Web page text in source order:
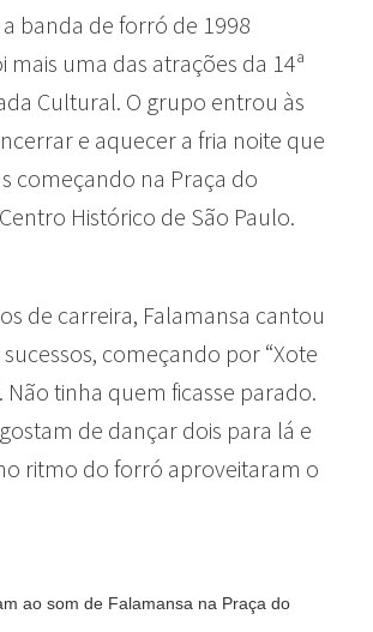
banda de forró de 1998
mais uma das atrações da 14ª
Cultural. O grupo entrou às
e aquecer a fria noite que
começando na Praça do
Histórico de São Paulo.
de carreira, Falamansa cantou
começando por “Xote
Não tinha quem ficasse parado.
de dançar dois para lá e
ritmo do forró aproveitaram o
ao som de Falamansa na Praça do